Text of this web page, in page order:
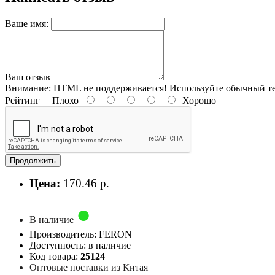
Ваше имя:
Ваш отзыв
Внимание: HTML не поддерживается! Используйте обычный
Рейтинг Плохо Хорошо
Продолжить
Цена: 170.46 р.
В наличие
Производитель: FERON
Доступность: в наличие
Код товара: 25124
Оптовые поставки из Китая